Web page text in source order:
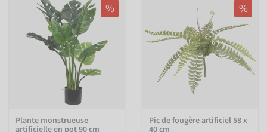
%
Plante monstrueuse
artificielle en pot 90 cm
%
Pic de fougère artificiel 58 x
40 cm